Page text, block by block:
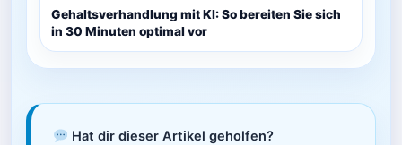
Gehaltsverhandlung mit KI: So bereiten Sie sich
in 30 Minuten optimal vor
Hat dir dieser Artikel geholfen?